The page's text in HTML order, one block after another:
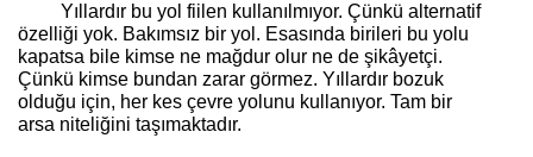
Yıllardır bu yol fiilen kullanılmıyor. Çünkü alternatif
özelliği yok. Bakımsız bir yol. Esasında birileri bu yolu
kapatsa bile kimse ne mağdur olur ne de şikâyetçi.
Çünkü kimse bundan zarar görmez. Yıllardır bozuk
olduğu için, her kes çevre yolunu kullanıyor. Tam bir
arsa niteliğini taşımaktadır.